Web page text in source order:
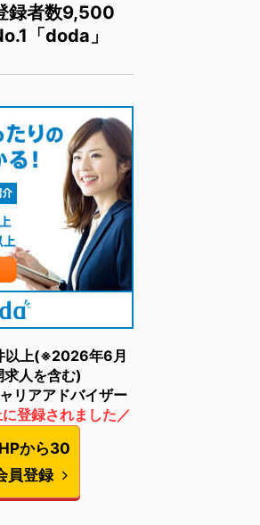
録者数9,500
「doda」
以上(※2026年6月
求人を含む)
リアアドバイザー
登録されました／
から30
員登録